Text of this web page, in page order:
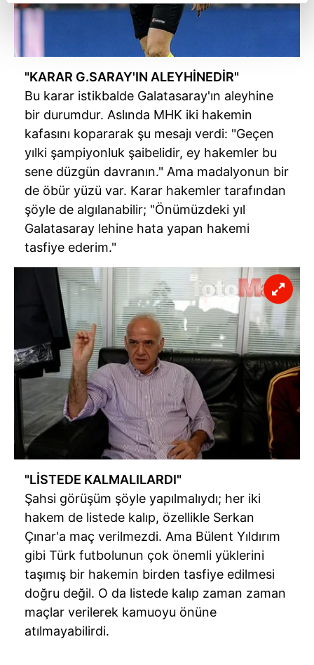
reklamların maliyetlerimizi karşılamak noktasında tek gelir
kalemimiz olduğunu sizlere hatırlatmak isteriz.
Her halükârda, kullanıcılar, bu çerezlere izin vermedikleri
takdirde, kullanıcılara hedefli reklamlar
gösterilmeyecektir."
Sitemizde kendimize ve üçüncü kişilere ait çerezler
kullanılmaktadır. Bu çerezler vasıtasıyla çeşitli kişisel
verileriniz işlenmekte olup gerekli olan çerezler bilgi
toplumu hizmetlerinin sunulması amacıyla
kullanılmaktadır. Diğer çerezler, sitemizin daha işlevsel
kılınması ve kişiselleştirilmesi ve sizlere yönelik
reklam/pazarlama faaliyetlerinin yapılması, amaçlarıyla
Çerezlere ilişkin tercihlerinizi aşağıda yer alan panel
vasıtasıyla belirleyebilirsiniz. Çerezlere ilişkin detaylı bilgi
için Ayarlar butonuna tıklayabilir,Çerez Bilgilendirme
Metnimizi
ziyaret edebilirsiniz.
6698 sayılı Kişisel Verilerin Korunması Kanunu uyarınca
hazırlanmış Aydınlatma Metnimizi okumak ve sitemizde
ilgili mevzuata uygun olarak kullanılan çerezlerle ilgili bilgi
almak için lütfen
tıklayınız
"KARAR G.SARAY'IN ALEYHİNEDİR"
Bu karar istikbalde Galatasaray'ın aleyhine
bir durumdur. Aslında MHK iki hakemin
kafasını kopararak şu mesajı verdi: "Geçen
yılki şampiyonluk şaibelidir, ey hakemler bu
sene düzgün davranın." Ama madalyonun bir
de öbür yüzü var. Karar hakemler tarafından
şöyle de algılanabilir; "Önümüzdeki yıl
Galatasaray lehine hata yapan hakemi
tasfiye ederim."
"LİSTEDE KALMALILARDI"
Şahsi görüşüm şöyle yapılmalıydı; her iki
hakem de listede kalıp, özellikle Serkan
Çınar'a maç verilmezdi. Ama Bülent Yıldırım
gibi Türk futbolunun çok önemli yüklerini
taşımış bir hakemin birden tasfiye edilmesi
doğru değil. O da listede kalıp zaman zaman
maçlar verilerek kamuoyu önüne
atılmayabilirdi.